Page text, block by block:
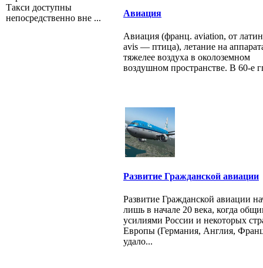
Такси доступны
непосредственно вне ...
Авиация
Авиация (франц. aviation, от
avis — птица), летание на
тяжелее воздуха в околоземном
воздушном пространстве. В 60-е
Развитие Гражданской авиации
Развитие Гражданской авиации
лишь в начале 20 века, когда
усилиями России и некоторых
Европы (Германия, Англия,
удало...